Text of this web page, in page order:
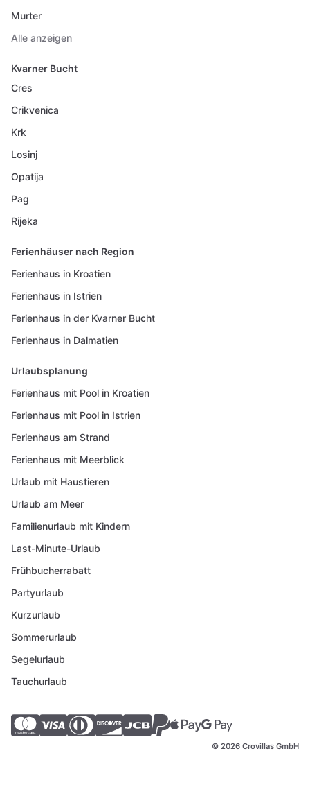
Murter
Alle anzeigen
Kvarner Bucht
Cres
Crikvenica
Krk
Losinj
Opatija
Pag
Rijeka
Ferienhäuser nach Region
Ferienhaus in Kroatien
Ferienhaus in Istrien
Ferienhaus in der Kvarner Bucht
Ferienhaus in Dalmatien
Urlaubsplanung
Ferienhaus mit Pool in Kroatien
Ferienhaus mit Pool in Istrien
Ferienhaus am Strand
Ferienhaus mit Meerblick
Urlaub mit Haustieren
Urlaub am Meer
Familienurlaub mit Kindern
Last-Minute-Urlaub
Frühbucherrabatt
Partyurlaub
Kurzurlaub
Sommerurlaub
Segelurlaub
Tauchurlaub
© 2026 Crovillas GmbH